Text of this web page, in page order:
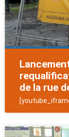
de la rue